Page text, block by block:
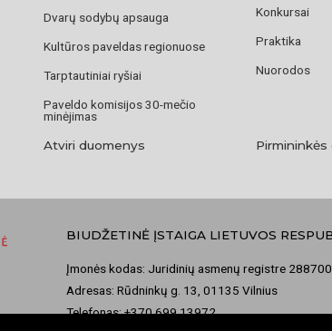
Dvarų sodybų apsauga
Kultūros paveldas regionuose
Tarptautiniai ryšiai
Paveldo komisijos 30-mečio
minėjimas
Konkursai
Praktika
Nuorodos
Atviri duomenys
BIUDŽETINĖ ĮSTAIGA LIETUVOS
Įmonės kodas: Juridinių asmenų registre
Adresas: Rūdninkų g. 13, 01135 Vilnius
Telefonas: +370 699 13972